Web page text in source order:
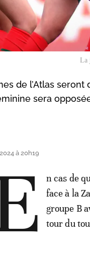
La
de l’Atlas
sera
à 20h19
n cas de
face à la
groupe B
tour du